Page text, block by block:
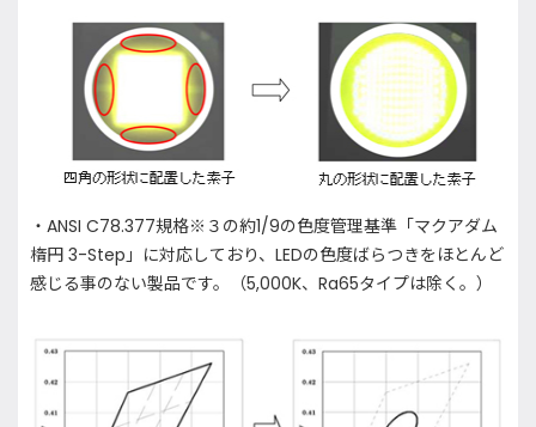
・ANSI C78.377規格※３の約1/9の色度管理基準「マクアダム
楕円 3-Step」に対応しており、LEDの色度ばらつきをほとんど
感じる事のない製品です。（5,000K、Ra65タイプは除く。）